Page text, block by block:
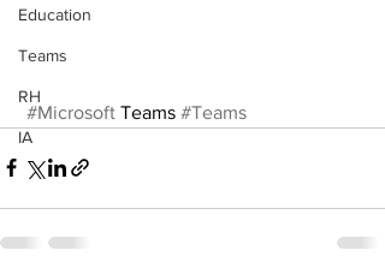
Education
Teams
RH
IA
#Microsoft Teams #Teams